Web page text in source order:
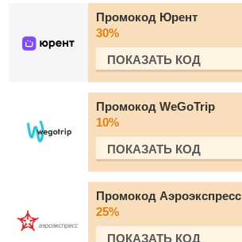
Промокод Юрент
30%
ПОКАЗАТЬ КОД
Промокод WeGoTrip
10%
ПОКАЗАТЬ КОД
Промокод Аэроэкспресс
25%
ПОКАЗАТЬ КОД